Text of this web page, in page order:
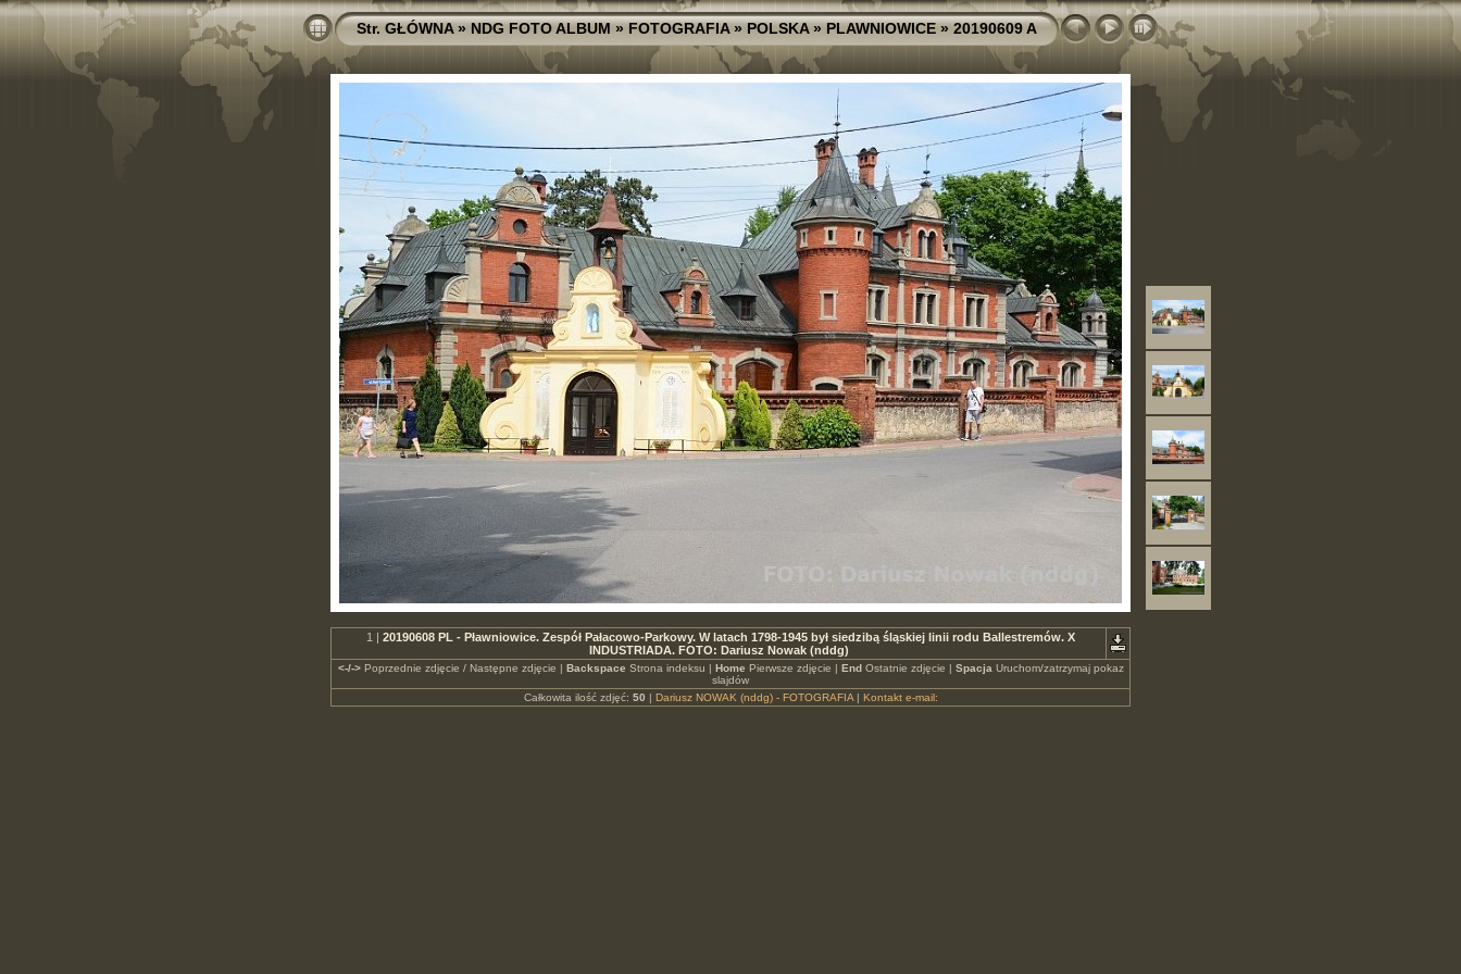
Str. GŁÓWNA»NDG FOTO ALBUM»FOTOGRAFIA»POLSKA»PLAWNIOWICE»20190609 A
1 | 20190608 PL - Pławniowice. Zespół Pałacowo-Parkowy. W latach 1798-1945 był siedzibą śląskiej linii rodu Ballestremów. X
INDUSTRIADA. FOTO: Dariusz Nowak (nddg)
<-/->Poprzednie zdjęcie / Następne zdjęcie | Backspace Strona indeksu | Home Pierwsze zdjęcie | EndOstatnie zdjęcie | Spacja Uruchom/zatrzymaj pokaz
slajdów
Całkowita ilość zdjęć: 50 | Dariusz NOWAK (nddg) - FOTOGRAFIA| Kontakt e-mail: